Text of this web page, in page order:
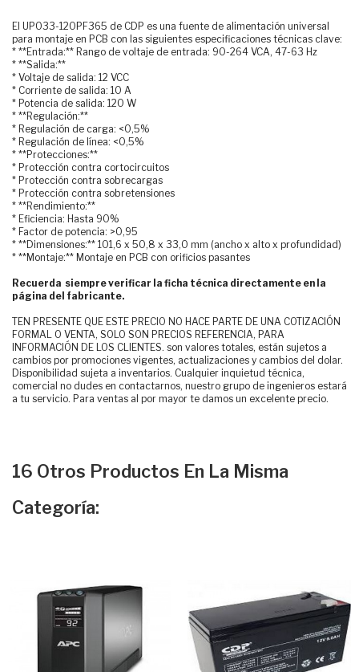
El UPO33-120PF365 de CDP es una fuente de alimentación universal
para montaje en PCB con las siguientes especificaciones técnicas clave:
* **Entrada:** Rango de voltaje de entrada: 90-264 VCA, 47-63 Hz
* **Salida:**
* Voltaje de salida: 12 VCC
* Corriente de salida: 10 A
* Potencia de salida: 120 W
* **Regulación:**
* Regulación de carga: <0,5%
* Regulación de línea: <0,5%
* **Protecciones:**
* Protección contra cortocircuitos
* Protección contra sobrecargas
* Protección contra sobretensiones
* **Rendimiento:**
* Eficiencia: Hasta 90%
* Factor de potencia: >0,95
* **Dimensiones:** 101,6 x 50,8 x 33,0 mm (ancho x alto x profundidad)
* **Montaje:** Montaje en PCB con orificios pasantes
Recuerda siempre verificar la ficha técnica directamente en la
página del fabricante.
TEN PRESENTE QUE ESTE PRECIO NO HACE PARTE DE UNA COTIZACIÓN
FORMAL O VENTA, SOLO SON PRECIOS REFERENCIA, PARA
INFORMACIÓN DE LOS CLIENTES. son valores totales, están sujetos a
cambios por promociones vigentes, actualizaciones y cambios del dolar.
Disponibilidad sujeta a inventarios. Cualquier inquietud técnica,
comercial no dudes en contactarnos, nuestro grupo de ingenieros estará
a tu servicio. Para ventas al por mayor te damos un excelente precio.
16 Otros Productos En La Misma
Categoría: